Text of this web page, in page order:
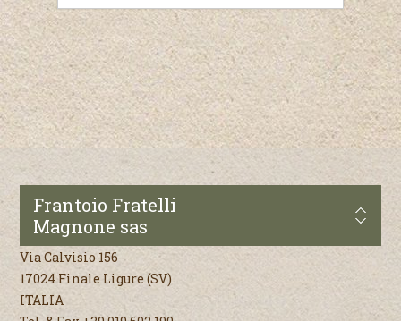
Frantoio Fratelli
Magnone sas
Via Calvisio 156
17024 Finale Ligure (SV)
ITALIA